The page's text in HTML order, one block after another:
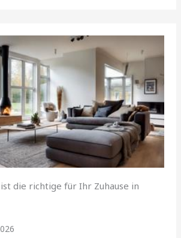
die richtige für Ihr Zuhause in